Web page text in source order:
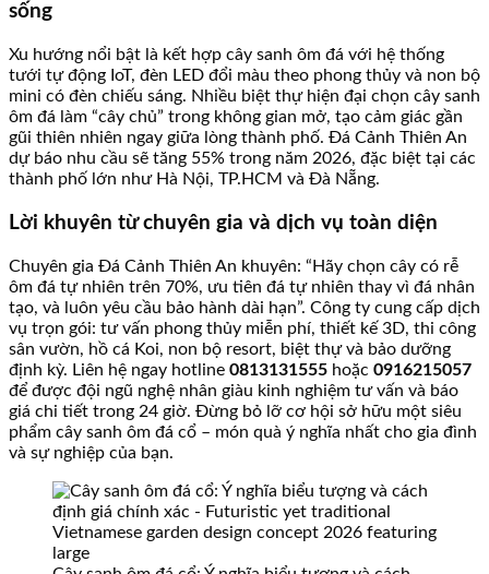
sống
Xu hướng nổi bật là kết hợp cây sanh ôm đá với hệ thống
tưới tự động IoT, đèn LED đổi màu theo phong thủy và non bộ
mini có đèn chiếu sáng. Nhiều biệt thự hiện đại chọn cây sanh
ôm đá làm “cây chủ” trong không gian mở, tạo cảm giác gần
gũi thiên nhiên ngay giữa lòng thành phố. Đá Cảnh Thiên An
dự báo nhu cầu sẽ tăng 55% trong năm 2026, đặc biệt tại các
thành phố lớn như Hà Nội, TP.HCM và Đà Nẵng.
Lời khuyên từ chuyên gia và dịch vụ toàn diện
Chuyên gia Đá Cảnh Thiên An khuyên: “Hãy chọn cây có rễ
ôm đá tự nhiên trên 70%, ưu tiên đá tự nhiên thay vì đá nhân
tạo, và luôn yêu cầu bảo hành dài hạn”. Công ty cung cấp dịch
vụ trọn gói: tư vấn phong thủy miễn phí, thiết kế 3D, thi công
sân vườn, hồ cá Koi, non bộ resort, biệt thự và bảo dưỡng
định kỳ. Liên hệ ngay hotline 0813131555 hoặc 0916215057
để được đội ngũ nghệ nhân giàu kinh nghiệm tư vấn và báo
giá chi tiết trong 24 giờ. Đừng bỏ lỡ cơ hội sở hữu một siêu
phẩm cây sanh ôm đá cổ – món quà ý nghĩa nhất cho gia đình
và sự nghiệp của bạn.